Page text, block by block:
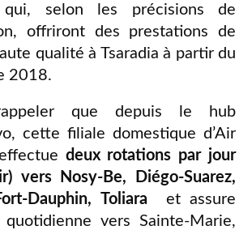
qui, selon les précisions de
offriront des prestations de
qualité à Tsaradia à partir du
2018.
que depuis le hub
cette filiale domestique d’Air
deux rotations par jour
vers Nosy-Be, Diégo-Suarez,
Dauphin, Toliara et assure
vers Sainte-Marie,